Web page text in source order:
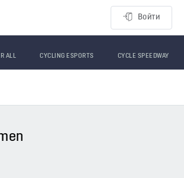
Войти
ALL CYCLING ESPORTS CYCLE SPEEDWAY